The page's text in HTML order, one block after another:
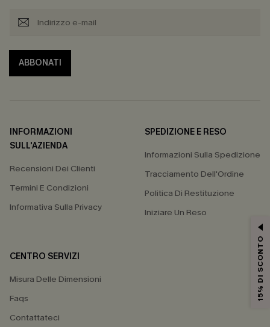
ABBONATI
INFORMAZIONI
SULL'AZIENDA
Recensioni Dei Clienti
Termini E Condizioni
Informativa Sulla Privacy
SPEDIZIONE E RESO
Informazioni Sulla Spedizione
Tracciamento Dell'Ordine
Politica Di Restituzione
Iniziare Un Reso
CENTRO SERVIZI
Misura Delle Dimensioni
Faqs
Contattateci
15% DI SCONTO